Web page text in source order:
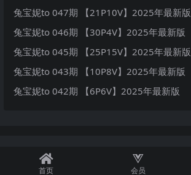
兔宝妮to 047期 【21P10V】2025年最新版
兔宝妮to 046期 【30P4V】2025年最新版
兔宝妮to 045期 【25P15V】2025年最新版
兔宝妮to 043期 【10P8V】2025年最新版
兔宝妮to 042期 【6P6V】2025年最新版
首页 会员